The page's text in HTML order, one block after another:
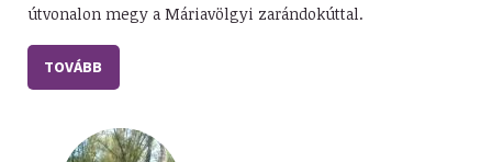
útvonalon megy a Máriavölgyi zarándokúttal.
TOVÁBB